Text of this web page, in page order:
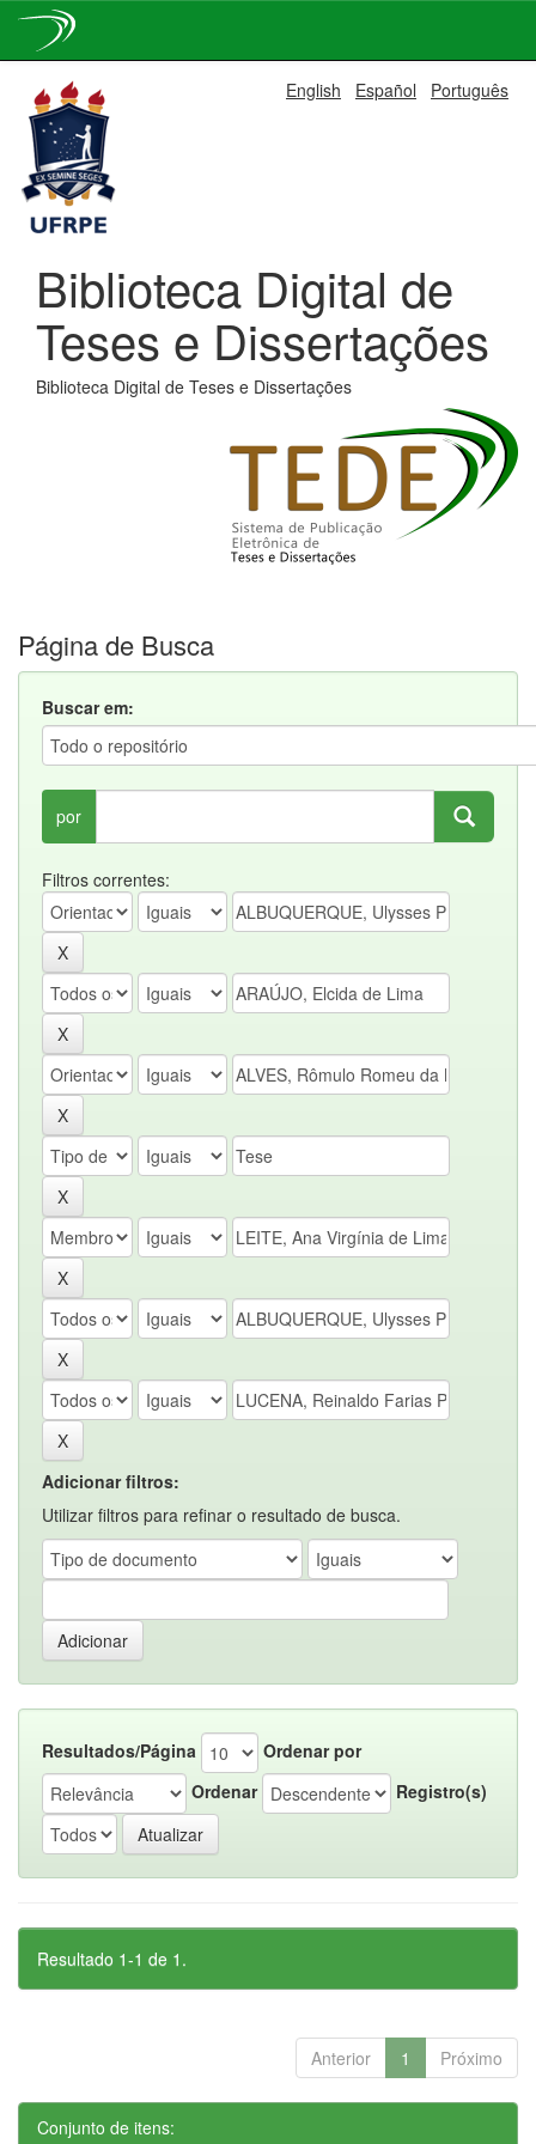
navigation
English Español Português
Biblioteca Digital de
Teses e Dissertações
Biblioteca Digital de Teses e Dissertações
Página de Busca
Buscar em:
por
Filtros correntes:
Adicionar filtros:
Utilizar filtros para refinar o resultado de busca.
Resultados/Página
Ordenar por
Ordenar
Registro(s)
Resultado 1-1 de 1.
Anterior 1 Próximo
Conjunto de itens: